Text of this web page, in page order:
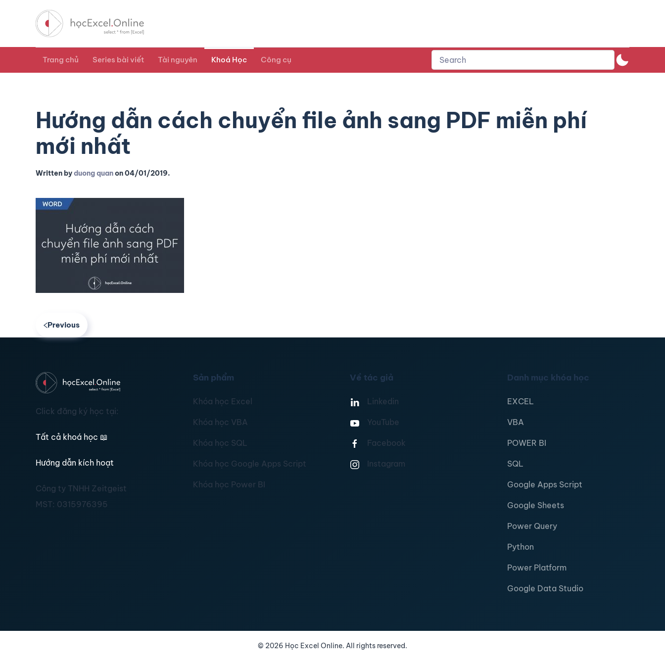
Trang chủ Series bài viết Tài nguyên Khoá Học Công cụ
Hướng dẫn cách chuyển file ảnh sang PDF miễn phí
mới nhất
Written byduong quanon04/01/2019.
Previous
Click đăng ký học tại:
Tất cả khoá học 📖
Hướng dẫn kích hoạt
Công ty TNHH Zeitgeist
MST: 0315976395
Sản phẩm
Khóa học Excel
Khóa học VBA
Khóa học SQL
Khóa học Google Apps Script
Khóa học Power BI
Về tác giả
Linkedin
YouTube
Facebook
Instagram
Danh mục khóa học
EXCEL
VBA
POWER BI
SQL
Google Apps Script
Google Sheets
Power Query
Python
Power Platform
Google Data Studio
© 2026 Học Excel Online. All rights reserved.